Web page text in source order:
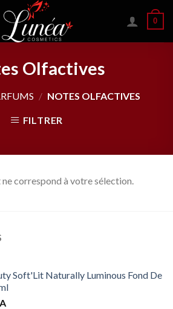
0
Olfactives
/ NOTES OLFACTIVES
FILTRER
correspond à votre sélection.
Soft'Lit Naturally Luminous Fond De